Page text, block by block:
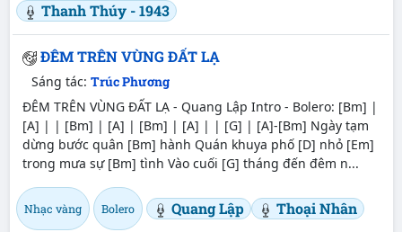
Thanh Thúy - 1943
ĐÊM TRÊN VÙNG ĐẤT LẠ
Sáng tác: Trúc Phương
ĐÊM TRÊN VÙNG ĐẤT LẠ - Quang Lập Intro - Bolero: [Bm] |
[A] | | [Bm] | [A] | [Bm] | [A] | | [G] | [A]-[Bm] Ngày tạm
dừng bước quân [Bm] hành Quán khuya phố [D] nhỏ [Em]
trong mưa sự [Bm] tình Vào cuối [G] tháng đến đêm n...
Nhạc vàng Bolero Quang Lập
Thoại Nhân